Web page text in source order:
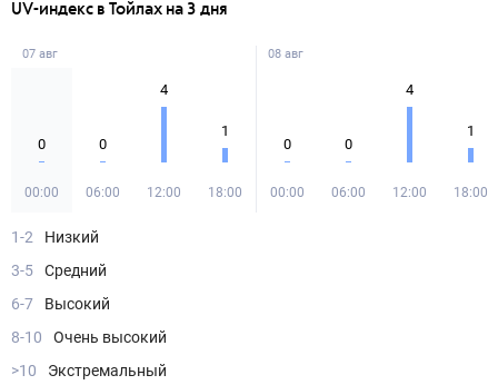
UV-индекс в Тойлах на 3 дня
07 авг
0
00:00
0
06:00
4
12:00
1
18:00
08 авг
0
00:00
0
06:00
4
12:00
1
18:00
1-2
Низкий
3-5
Средний
6-7
Высокий
8-10
Очень высокий
>10
Экстремальный